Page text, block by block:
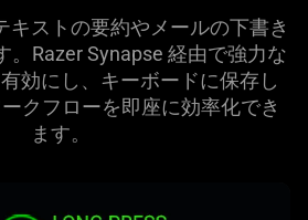
キストの要約やメールの下書き
。Razer Synapse 経由で強力な
効にし、キーボードに保存し
クフローを即座に効率化でき
ます。